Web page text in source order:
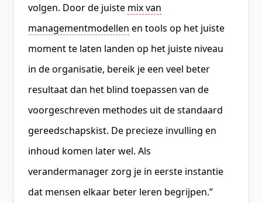
volgen. Door de juiste mix van
managementmodellen en tools op het juiste
moment te laten landen op het juiste niveau
in de organisatie, bereik je een veel beter
resultaat dan het blind toepassen van de
voorgeschreven methodes uit de standaard
gereedschapskist. De precieze invulling en
inhoud komen later wel. Als
verandermanager zorg je in eerste instantie
dat mensen elkaar beter leren begrijpen.”